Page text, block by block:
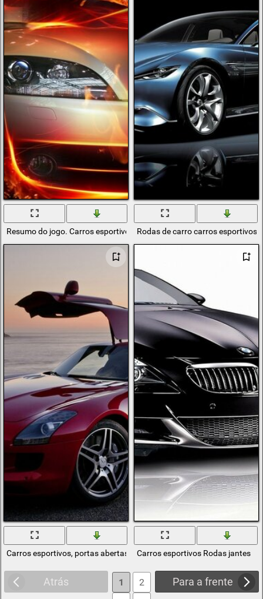
Resumo do jogo. Carros esportivos devem passar pelo fogo
Rodas de carro carros esportivos
Carros esportivos, portas abertas verticalmente para cima
Carros esportivos Rodas jantes
Atrás Para a frente
1
2